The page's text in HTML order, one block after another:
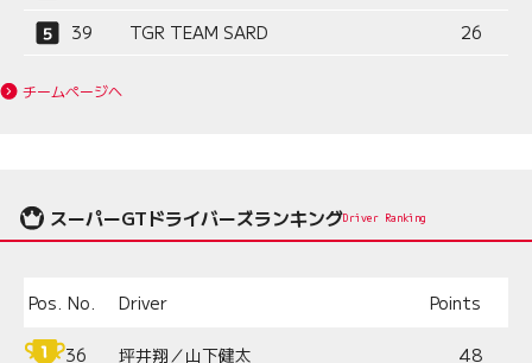
39
TGR TEAM SARD 26
チームページへ
スーパーGTドライバーズランキングDriver Ranking
Pos. No. Driver Points
36 坪井翔／山下健太 48